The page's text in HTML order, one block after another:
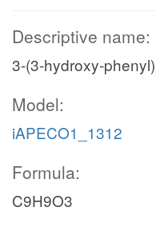
Descriptive name:
3-(3-hydroxy-
Model:
iAPECO1_1312
Formula:
C9H9O3